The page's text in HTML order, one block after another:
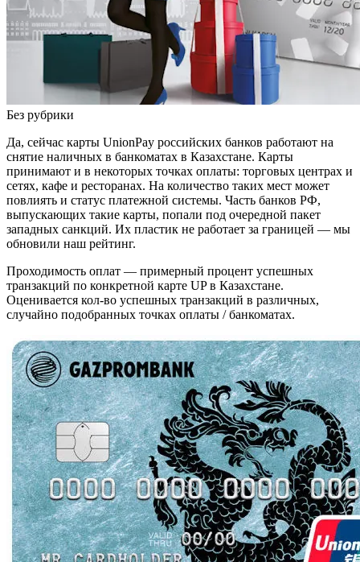
Без рубрики
Да, сейчас карты UnionPay российских банков работают на
снятие наличных в банкоматах в Казахстане. Карты
принимают и в некоторых точках оплаты: торговых центрах и
сетях, кафе и ресторанах. На количество таких мест может
повлиять и статус платежной системы. Часть банков РФ,
выпускающих такие карты, попали под очередной пакет
западных санкций. Их пластик не работает за границей — мы
обновили наш рейтинг.
Проходимость оплат — примерный процент успешных
транзакций по конкретной карте UP в Казахстане.
Оценивается кол-во успешных транзакций в различных,
случайно подобранных точках оплаты / банкоматах.